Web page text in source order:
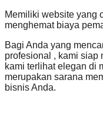
Memiliki website yang
menghemat biaya
Bagi Anda yang
profesional , kami siap
kami terlihat elegan di
merupakan sarana
bisnis Anda.